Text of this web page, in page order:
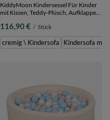
KiddyMoon Kindersessel Für Kinder
mit Kissen, Teddy-Plüsch, Aufklappen
Faltmatratze, cremig, Kindersofa mit
Kissen
116,90 € / Stück
cremig \ Kindersofa Kindersofa mit